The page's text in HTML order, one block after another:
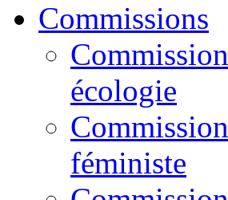
Commissions
Commission
écologie
Commission
féministe